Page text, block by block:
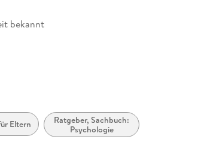
bekannt
Eltern
Ratgeber, Sachbuch:
Psychologie